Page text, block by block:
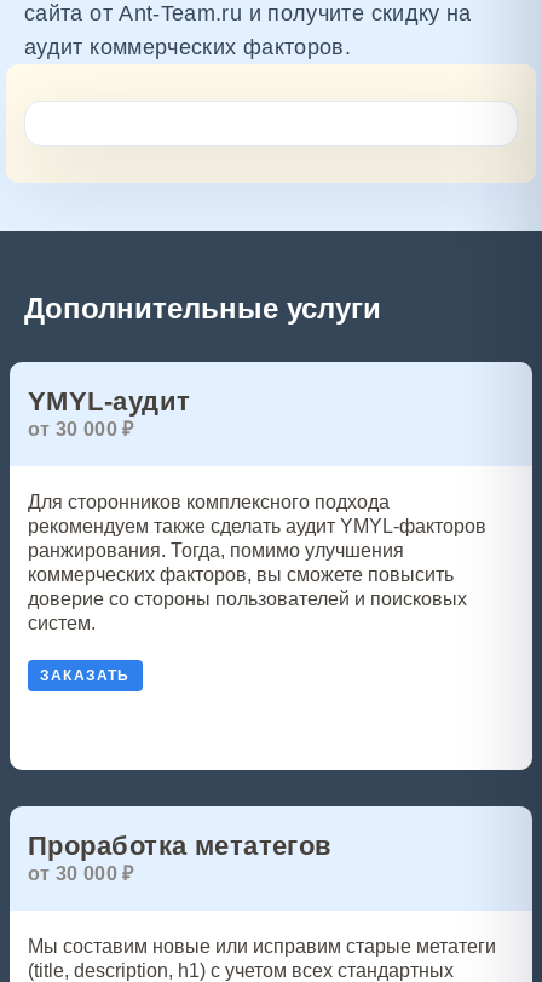
сайта от Ant-Team.ru и получите скидку на
аудит коммерческих факторов.
Дополнительные услуги
YMYL-аудит
от 30 000 ₽
Для сторонников комплексного подхода
рекомендуем также сделать аудит YMYL-факторов
ранжирования. Тогда, помимо улучшения
коммерческих факторов, вы сможете повысить
доверие со стороны пользователей и поисковых
систем.
ЗАКАЗАТЬ
Проработка метатегов
от 30 000 ₽
Мы составим новые или исправим старые метатеги
(title, description, h1) с учетом всех стандартных